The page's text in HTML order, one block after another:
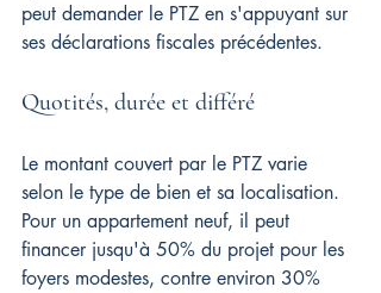
peut demander le PTZ en s'appuyant sur
ses déclarations fiscales précédentes.
Quotités, durée et différé
Le montant couvert par le PTZ varie
selon le type de bien et sa localisation.
Pour un appartement neuf, il peut
financer jusqu'à 50% du projet pour les
foyers modestes, contre environ 30%